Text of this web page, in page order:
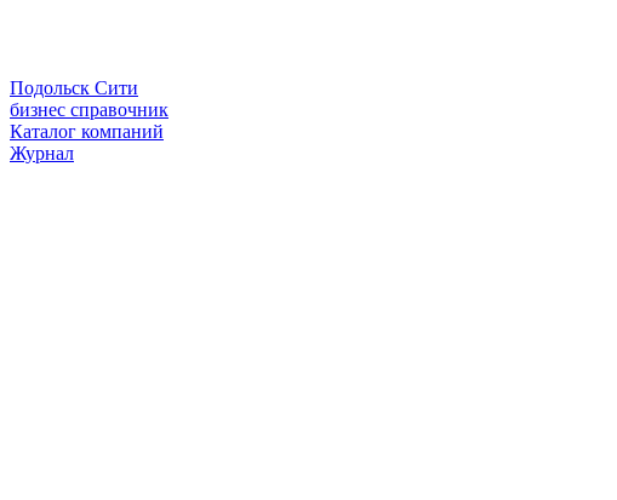
Подольск Сити
бизнес справочник
Каталог компаний
Журнал